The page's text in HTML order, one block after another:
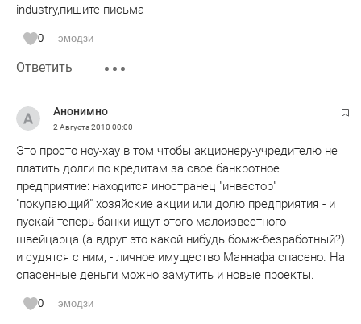
industry,пишите письма
0 эмодзи
Ответить
Анонимно
2 Августа 2010 00:00
Это просто ноу-хау в том чтобы акционеру-учредителю не
платить долги по кредитам за свое банкротное
предприятие: находится иностранец "инвестор"
"покупающий" хозяйские акции или долю предприятия - и
пускай теперь банки ищут этого малоизвестного
швейцарца (а вдруг это какой нибудь бомж-безработный?)
и судятся с ним, - личное имущество Маннафа спасено. На
спасенные деньги можно замутить и новые проекты.
0 эмодзи